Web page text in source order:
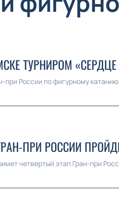
ТУРНИРОМ
при России по фигурному
ПРИ РОССИИ
четвертый этап Гран-при